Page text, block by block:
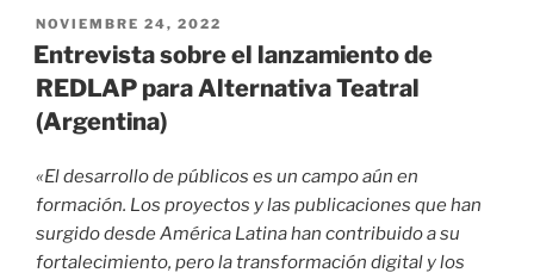
REDLAP
en
el
PUBLICADO
EL
NOVIEMBRE 24, 2022
Entrevista sobre el lanzamiento de
REDLAP para Alternativa Teatral
(Argentina)
«El desarrollo de públicos es un campo aún en
formación. Los proyectos y las publicaciones que han
surgido desde América Latina han contribuido a su
fortalecimiento, pero la transformación digital y los